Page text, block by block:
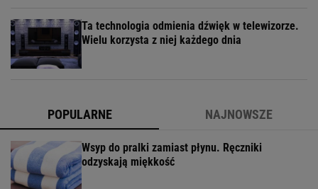
Ta technologia odmienia dźwięk w telewizorze.
Wielu korzysta z niej każdego dnia
POPULARNE NAJNOWSZE
Wsyp do pralki zamiast płynu. Ręczniki
odzyskają miękkość